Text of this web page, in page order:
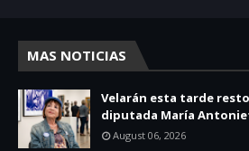
MAS NOTICIAS
Velarán esta tarde
diputada María
August 06, 2026